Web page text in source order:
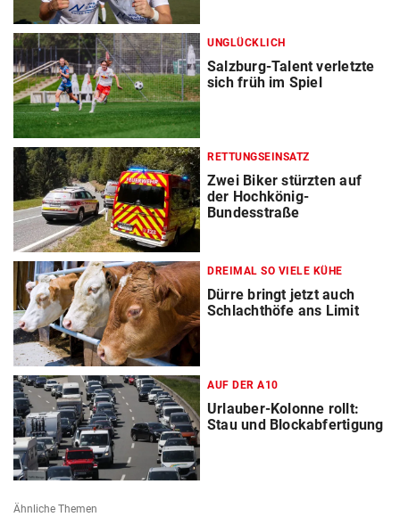
UNGLÜCKLICH
Salzburg-Talent verletzte
sich früh im Spiel
RETTUNGSEINSATZ
Zwei Biker stürzten auf
der Hochkönig-
Bundesstraße
DREIMAL SO VIELE KÜHE
Dürre bringt jetzt auch
Schlachthöfe ans Limit
AUF DER A10
Urlauber-Kolonne rollt:
Stau und Blockabfertigung
Ähnliche Themen